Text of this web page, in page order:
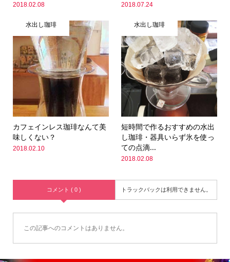
2018.02.08 2018.07.24
水出し珈琲
カフェインレス珈琲なんて美
味しくない？
2018.02.10
水出し珈琲
短時間で作るおすすめの水出
し珈琲・器具いらず氷を使っ
ての点滴...
2018.02.08
コメント ( 0 ) トラックバックは利用できません。
この記事へのコメントはありません。